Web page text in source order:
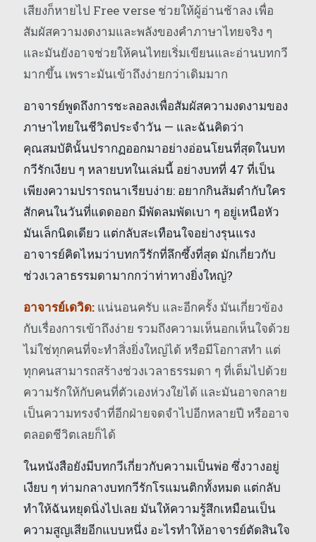
เสียงก็หายไป Free verse ช่วยให้ผู้อ่านช้าลง เพื่อ
สัมผัสความงดงามและพลังของคำภาษาไทยจริง ๆ
และมันยังอาจช่วยให้คนไทยเริ่มเขียนและอ่านบทกวี
มากขึ้น เพราะมันเข้าถึงง่ายกว่าเดิมมาก
อาจารย์พูดถึงการชะลอลงเพื่อสัมผัสความงดงามของ
ภาษาไทยในชีวิตประจำวัน — และฉันคิดว่า
คุณสมบัตินั้นปรากฏออกมาอย่างอ่อนโยนที่สุดในบท
กวีรักเงียบ ๆ หลายบทในเล่มนี้ อย่างบทที่ 47 ที่เป็น
เพียงความปรารถนาเรียบง่าย: อยากกินส้มตำกับใคร
สักคนในวันที่แดดออก มีพัดลมพัดเบา ๆ อยู่เหนือหัว
มันเล็กนิดเดียว แต่กลับสะเทือนใจอย่างรุนแรง
อาจารย์คิดไหมว่าบทกวีรักที่ลึกซึ้งที่สุด มักเกี่ยวกับ
ช่วงเวลาธรรมดามากกว่าท่าทางยิ่งใหญ่?
อาจารย์เดวิด: แน่นอนครับ และอีกครั้ง มันเกี่ยวข้อง
กับเรื่องการเข้าถึงง่าย รวมถึงความเห็นอกเห็นใจด้วย
ไม่ใช่ทุกคนที่จะทำสิ่งยิ่งใหญ่ได้ หรือมีโอกาสทำ แต่
ทุกคนสามารถสร้างช่วงเวลาธรรมดา ๆ ที่เต็มไปด้วย
ความรักให้กับคนที่ตัวเองห่วงใยได้ และมันอาจกลาย
เป็นความทรงจำที่อีกฝ่ายจดจำไปอีกหลายปี หรืออาจ
ตลอดชีวิตเลยก็ได้
ในหนังสือยังมีบทกวีเกี่ยวกับความเป็นพ่อ ซึ่งวางอยู่
เงียบ ๆ ท่ามกลางบทกวีรักโรแมนติกทั้งหมด แต่กลับ
ทำให้ฉันหยุดนิ่งไปเลย มันให้ความรู้สึกเหมือนเป็น
ความสูญเสียอีกแบบหนึ่ง อะไรทำให้อาจารย์ตัดสินใจ